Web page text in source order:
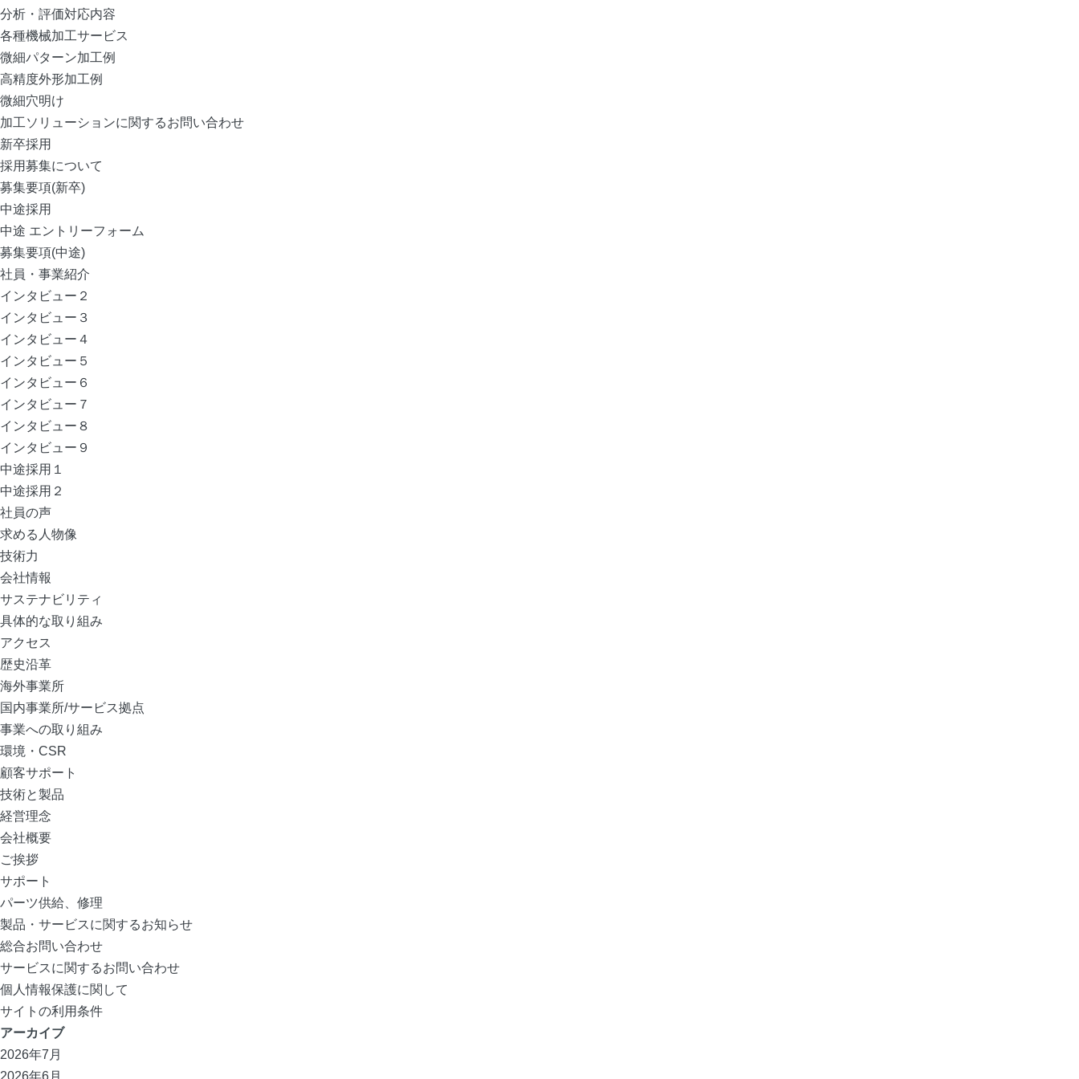
分析・評価対応内容
各種機械加工サービス
微細パターン加工例
高精度外形加工例
微細穴明け
加工ソリューションに関するお問い合わせ
新卒採用
採用募集について
募集要項(新卒)
中途採用
中途 エントリーフォーム
募集要項(中途)
社員・事業紹介
インタビュー２
インタビュー３
インタビュー４
インタビュー５
インタビュー６
インタビュー７
インタビュー８
インタビュー９
中途採用１
中途採用２
社員の声
求める人物像
技術力
会社情報
サステナビリティ
具体的な取り組み
アクセス
歴史沿革
海外事業所
国内事業所/サービス拠点
事業への取り組み
環境・CSR
顧客サポート
技術と製品
経営理念
会社概要
ご挨拶
サポート
パーツ供給、修理
製品・サービスに関するお知らせ
総合お問い合わせ
サービスに関するお問い合わせ
個人情報保護に関して
サイトの利用条件
アーカイブ
2026年7月
2026年6月